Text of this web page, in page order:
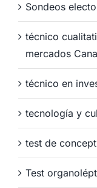
Sondeos
técnico
mercados
técnico en
tecnología y
test de
Test